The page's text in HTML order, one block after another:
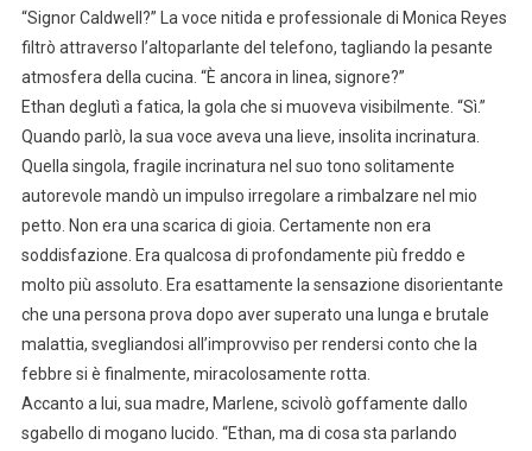
“Signor Caldwell?” La voce nitida e professionale di Monica Reyes
filtrò attraverso l’altoparlante del telefono, tagliando la pesante
atmosfera della cucina. “È ancora in linea, signore?”
Ethan deglutì a fatica, la gola che si muoveva visibilmente. “Sì.”
Quando parlò, la sua voce aveva una lieve, insolita incrinatura.
Quella singola, fragile incrinatura nel suo tono solitamente
autorevole mandò un impulso irregolare a rimbalzare nel mio
petto. Non era una scarica di gioia. Certamente non era
soddisfazione. Era qualcosa di profondamente più freddo e
molto più assoluto. Era esattamente la sensazione disorientante
che una persona prova dopo aver superato una lunga e brutale
malattia, svegliandosi all’improvviso per rendersi conto che la
febbre si è finalmente, miracolosamente rotta.
Accanto a lui, sua madre, Marlene, scivolò goffamente dallo
sgabello di mogano lucido. “Ethan, ma di cosa sta parlando